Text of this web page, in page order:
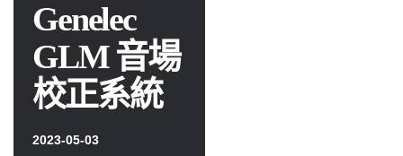
Genelec
GLM 音場
校正系統
2023-05-03